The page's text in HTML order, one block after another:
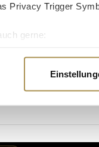
Privacy Trigger
gerne:
persönlichen Daten
Anzeigen zu